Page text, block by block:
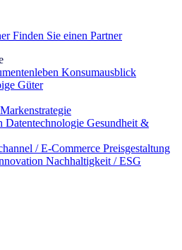
Finden Sie einen Partner
Konsumausblick
Güter
Markenstrategie
Datentechnologie Gesundheit &
/ E‑Commerce Preisgestaltung
Nachhaltigkeit / ESG